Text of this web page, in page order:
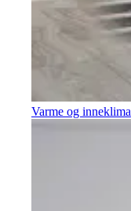
Varme og inneklima